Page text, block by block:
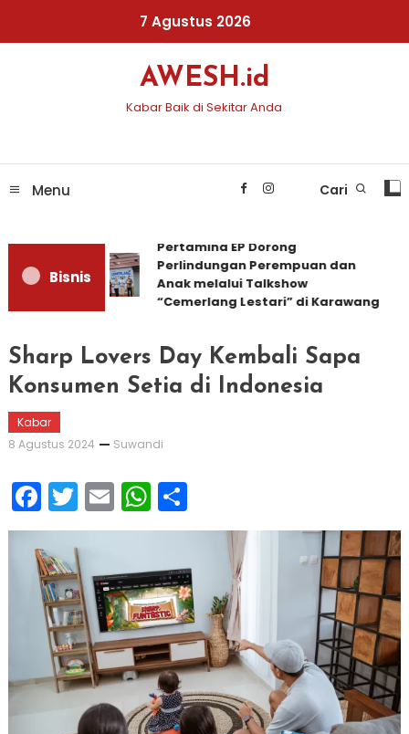
7 Agustus 2026
AWESH.id
Kabar Baik di Sekitar Anda
Menu Cari
Bisnis
Pertamina EP Dorong
Perlindungan Perempuan dan
Anak melalui Talkshow
“Cemerlang Lestari” di Karawang
Sharp Lovers Day Kembali Sapa
Konsumen Setia di Indonesia
Kabar
8 Agustus 2024
Suwandi
Facebook
Twitter
EmailWhatsApp
Share